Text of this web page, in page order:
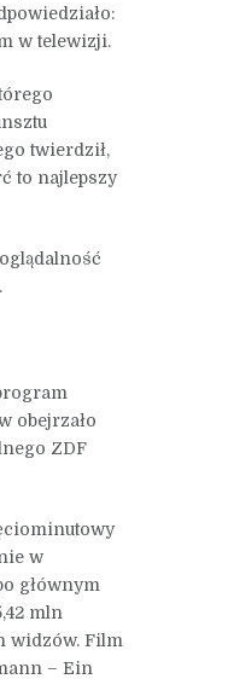
w telewizji.
twierdził,
to najlepszy
obejrzało
ZDF
w
głównym
mln
widzów. Film
– Ein